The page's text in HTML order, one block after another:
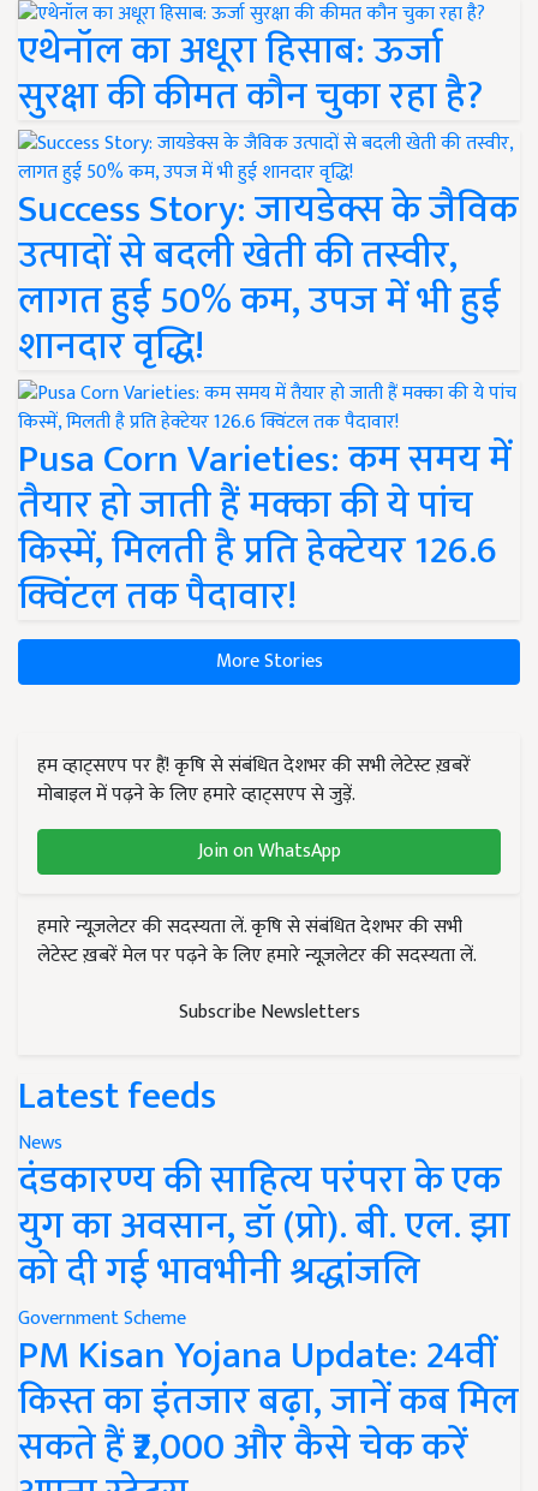
एथेनॉल का अधूरा हिसाब: ऊर्जा
सुरक्षा की कीमत कौन चुका रहा है?
Success Story: जायडेक्स के जैविक
उत्पादों से बदली खेती की तस्वीर,
लागत हुई 50% कम, उपज में भी हुई
शानदार वृद्धि!
Pusa Corn Varieties: कम समय में
तैयार हो जाती हैं मक्का की ये पांच
किस्में, मिलती है प्रति हेक्टेयर 126.6
क्विंटल तक पैदावार!
More Stories
हम व्हाट्सएप पर हैं! कृषि से संबंधित देशभर की सभी लेटेस्ट ख़बरें
मोबाइल में पढ़ने के लिए हमारे व्हाट्सएप से जुड़ें.
Join on WhatsApp
हमारे न्यूज़लेटर की सदस्यता लें. कृषि से संबंधित देशभर की सभी
लेटेस्ट ख़बरें मेल पर पढ़ने के लिए हमारे न्यूज़लेटर की सदस्यता लें.
Subscribe Newsletters
Latest feeds
News
दंडकारण्य की साहित्य परंपरा के एक
युग का अवसान, डॉ (प्रो). बी. एल. झा
को दी गई भावभीनी श्रद्धांजलि
Government Scheme
PM Kisan Yojana Update: 24वीं
किस्त का इंतजार बढ़ा, जानें कब मिल
सकते हैं ₹2,000 और कैसे चेक करें